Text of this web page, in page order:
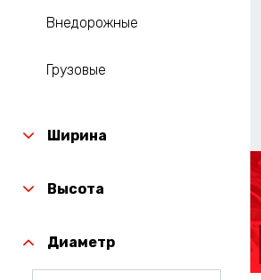
Внедорожные
Грузовые
Ширина
Высота
Диаметр